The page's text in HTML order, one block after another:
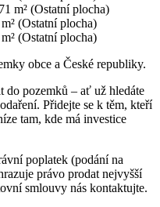
m² (Ostatní plocha)
(Ostatní plocha)
(Ostatní plocha)
obce a České republiky.
do pozemků – ať už hledáte
Přidejte se k těm, kteří
tam, kde má investice
poplatek (podání na
právo prodat nejvyšší
smlouvy nás kontaktujte.